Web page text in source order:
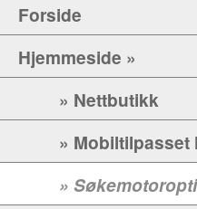
Forside
Hjemmeside »
» Nettbutikk
» Mobiltilpasset
»